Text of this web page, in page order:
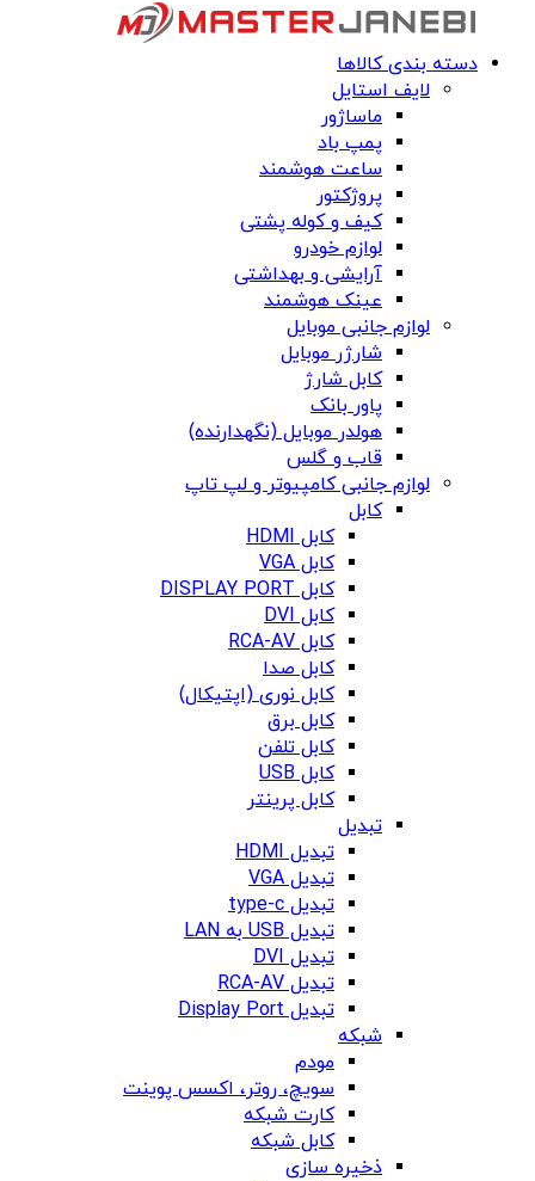
دسته بندی کالاها
لایف استایل
ماساژور
پمپ باد
ساعت هوشمند
پروژکتور
کیف و کوله پشتی
لوازم خودرو
آرایشی و بهداشتی
عینک هوشمند
لوازم جانبی موبایل
شارژر موبایل
کابل شارژ
پاور بانک
هولدر موبایل (نگهدارنده)
قاب و گلس
لوازم جانبی کامپیوتر و لپ تاپ
کابل
کابل HDMI
کابل VGA
کابل DISPLAY PORT
کابل DVI
کابل RCA-AV
کابل صدا
کابل نوری (اپتیکال)
کابل برق
کابل تلفن
کابل USB
کابل پرینتر
تبدیل
تبدیل HDMI
تبدیل VGA
تبدیل type-c
تبدیل USB به LAN
تبدیل DVI
تبدیل RCA-AV
تبدیل Display Port
شبکه
مودم
سویچ، روتر، اکسس پوینت
کارت شبکه
کابل شبکه
ذخیره سازی